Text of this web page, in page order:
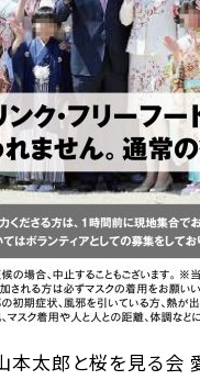
太郎と桜を見る会